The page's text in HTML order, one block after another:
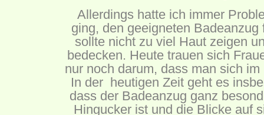
Allerdings hatte ich immer
ging, den geeigneten
sollte nicht zu viel Haut zeigen
bedecken. Heute trauen sich
nur noch darum, dass man sich
In der heutigen Zeit geht es
dass der Badeanzug ganz
Hingucker ist und die Blicke auf